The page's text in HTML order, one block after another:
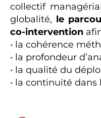
collectif
globalité, le
co-intervention
• la cohérence
• la profondeur
• la qualité du
• la continuité